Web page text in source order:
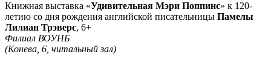
Книжная выставка «Удивительная Мэри Поппинс» к 120-
летию со дня рождения английской писательницы Памелы
Лилиан Трэверс, 6+
Филиал ВОУНБ
(Конева, 6, читальный зал)